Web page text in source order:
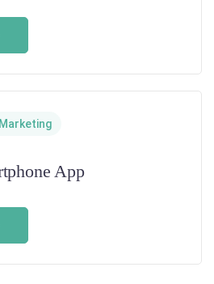
Marketing
App